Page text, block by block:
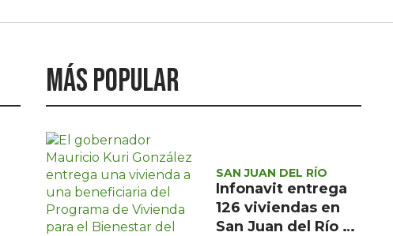
Más popular
SAN JUAN DEL RÍO
Infonavit entrega
126 viviendas en
San Juan del Río a